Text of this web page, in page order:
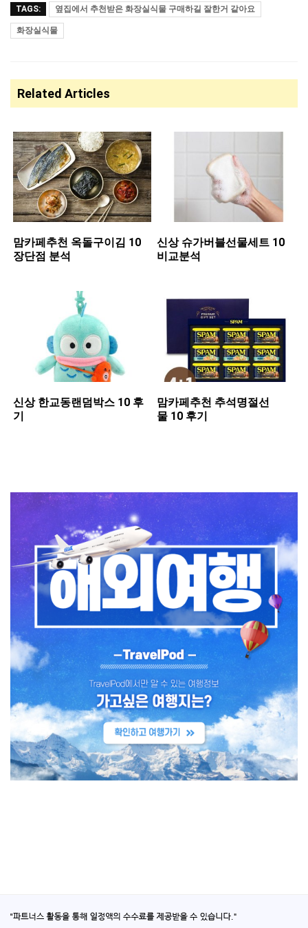
TAGS: 옆집에서 추천받은 화장실식물 구매하길 잘한거 같아요
화장실식물
Related Articles
맘카페추천 ​옥돌구이김 10
장단점 분석
신상 ​슈가버블선물세트 10
비교분석
신상 ​한교동랜덤박스 10 후
기
맘카페추천 ​추석명절선
물 10 후기